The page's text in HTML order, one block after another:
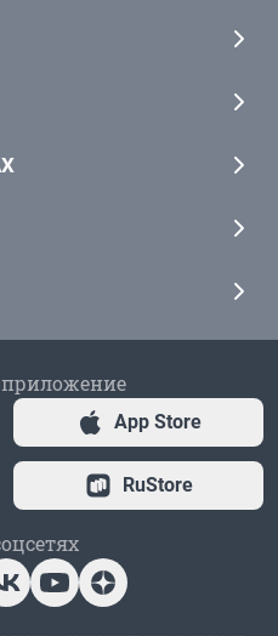
App Store
RuStore